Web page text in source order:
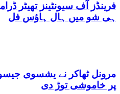
فرینڈز آف سیونٹینز تھیٹر
ہی شو میں ہال ہاؤس فل
مرونل ٹھاکر نے یشسوی
پر خاموشی توڑ دی